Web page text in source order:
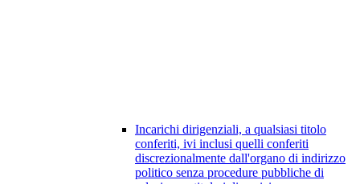
Incarichi dirigenziali, a qualsiasi titolo
conferiti, ivi inclusi quelli conferiti
discrezionalmente dall'organo di indirizzo
politico senza procedure pubbliche di